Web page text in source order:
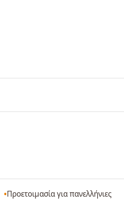
Προετοιμασία για πανελλήνιες